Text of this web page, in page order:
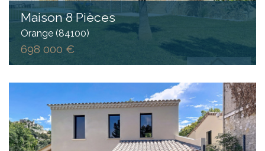
Maison 8 Pièces
Orange (84100)
698 000 €